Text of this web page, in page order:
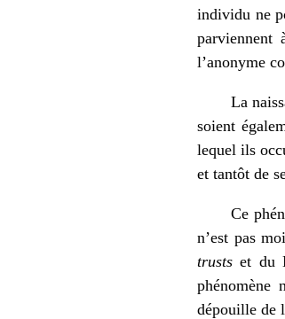
individu ne
parviennent
l’anonyme
La
soient
lequel ils
et tantôt de
Ce
n’est pas
trusts et du
phénomène
dépouille de